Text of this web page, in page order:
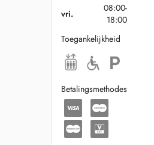
vri.
08:00-
18:00
Toegankelijkheid
Betalingsmethodes